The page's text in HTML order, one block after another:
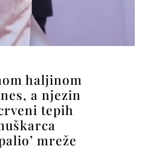
haljinom
a njezin
tepih
mreže